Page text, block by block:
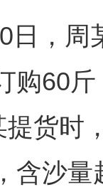
，周
购60
货时
含沙